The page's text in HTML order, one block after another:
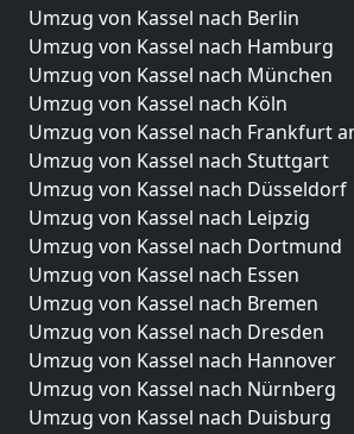
Umzug von Kassel nach Berlin
Umzug von Kassel nach Hamburg
Umzug von Kassel nach München
Umzug von Kassel nach Köln
Umzug von Kassel nach Frankfurt
Umzug von Kassel nach Stuttgart
Umzug von Kassel nach Düsseldorf
Umzug von Kassel nach Leipzig
Umzug von Kassel nach Dortmund
Umzug von Kassel nach Essen
Umzug von Kassel nach Bremen
Umzug von Kassel nach Dresden
Umzug von Kassel nach Hannover
Umzug von Kassel nach Nürnberg
Umzug von Kassel nach Duisburg